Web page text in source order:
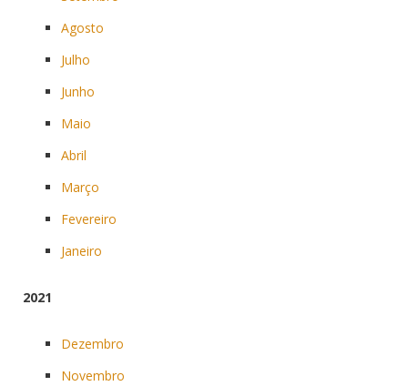
Agosto
Julho
Junho
Maio
Abril
Março
Fevereiro
Janeiro
2021
Dezembro
Novembro